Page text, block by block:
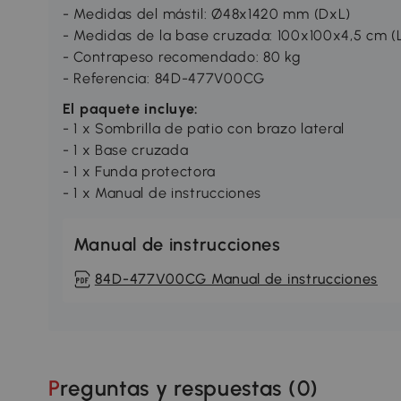
- Medidas del mástil: Ø48x1420 mm (DxL)
- Medidas de la base cruzada: 100x100x4,5 cm
- Contrapeso recomendado: 80 kg
- Referencia: 84D-477V00CG
El paquete incluye:
- 1 x Sombrilla de patio con brazo lateral
- 1 x Base cruzada
- 1 x Funda protectora
- 1 x Manual de instrucciones
Manual de instrucciones
84D-477V00CG Manual de instrucciones
Preguntas y respuestas (0)